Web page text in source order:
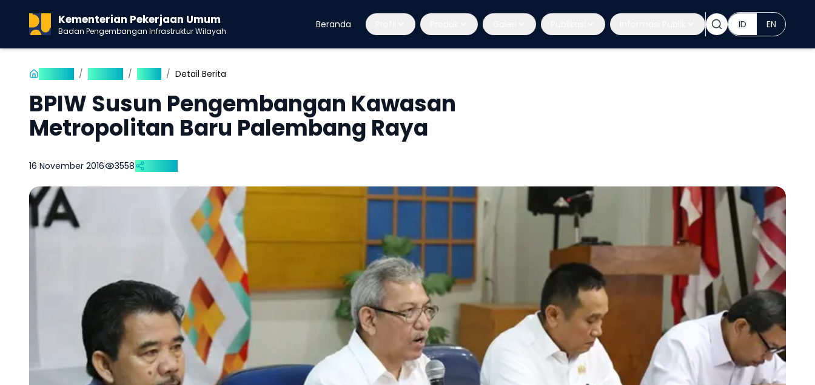
Kementerian Pekerjaan Umum
Badan Pengembangan Infrastruktur Wilayah
Beranda ID EN
/ / / Detail Berita
BPIW Susun Pengembangan Kawasan
Metropolitan Baru Palembang Raya
16 November 2016 3558